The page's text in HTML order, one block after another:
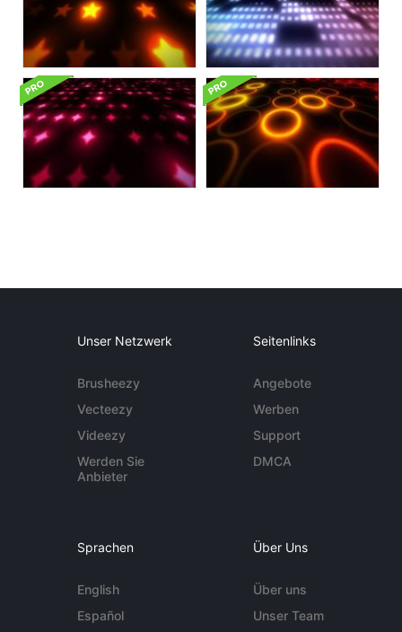
Unser Netzwerk
Brusheezy
Vecteezy
Videezy
Werden Sie
Anbieter
Seitenlinks
Angebote
Werben
Support
DMCA
Sprachen
English
Español
Über Uns
Über uns
Unser Team